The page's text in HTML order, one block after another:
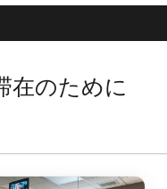
在のために